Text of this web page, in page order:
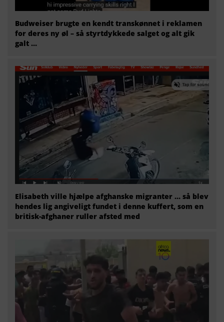
Budweiser brugte en kendt transkønnet i reklamen
for deres ny øl – så styrtdykkede salget og alt gik
galt …
Elisabeth ville hjælpe afghanske migranter … så blev
hendes lig angiveligt fundet i denne kuffert, som en
britisk-afghaner ruller afsted med